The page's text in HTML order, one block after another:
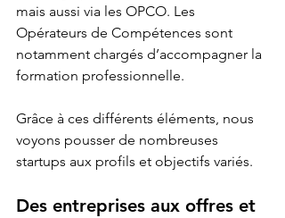
mais aussi via les OPCO. Les
Opérateurs de Compétences sont
notamment chargés d’accompagner la
formation professionnelle.
Grâce à ces différents éléments, nous
voyons pousser de nombreuses
startups aux profils et objectifs variés.
Des entreprises aux offres et